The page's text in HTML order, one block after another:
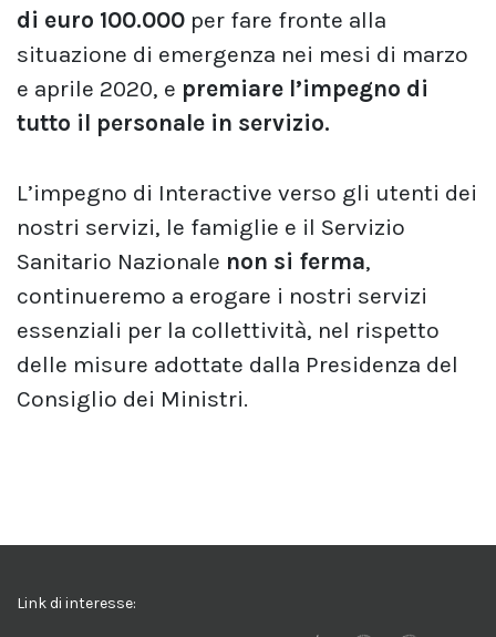
di euro 100.000 per fare fronte alla
situazione di emergenza nei mesi di marzo
e aprile 2020, e premiare l’impegno di
tutto il personale in servizio.
L’impegno di Interactive verso gli utenti dei
nostri servizi, le famiglie e il Servizio
Sanitario Nazionale non si ferma,
continueremo a erogare i nostri servizi
essenziali per la collettività, nel rispetto
delle misure adottate dalla Presidenza del
Consiglio dei Ministri.
Link di interesse: